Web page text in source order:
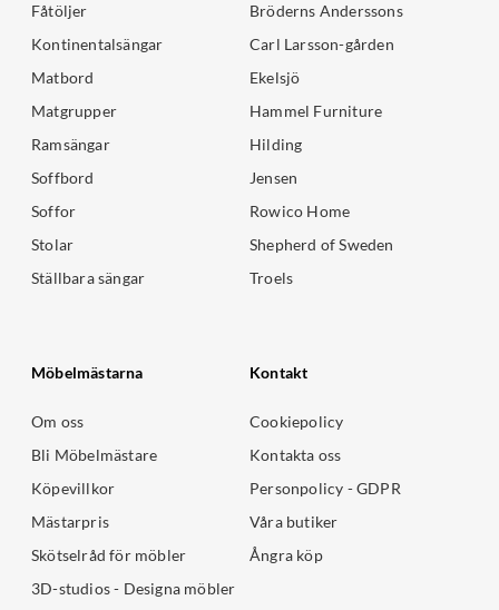
Fåtöljer
Kontinentalsängar
Matbord
Matgrupper
Ramsängar
Soffbord
Soffor
Stolar
Ställbara sängar
Bröderns Anderssons
Carl Larsson-gården
Ekelsjö
Hammel Furniture
Hilding
Jensen
Rowico Home
Shepherd of Sweden
Troels
Möbelmästarna
Om oss
Bli Möbelmästare
Köpevillkor
Mästarpris
Skötselråd för möbler
3D-studios - Designa möbler
Kontakt
Cookiepolicy
Kontakta oss
Personpolicy - GDPR
Våra butiker
Ångra köp